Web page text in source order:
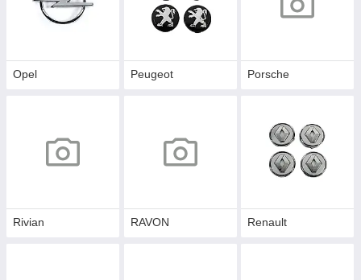
Opel Peugeot Porsche
Rivian RAVON Renault